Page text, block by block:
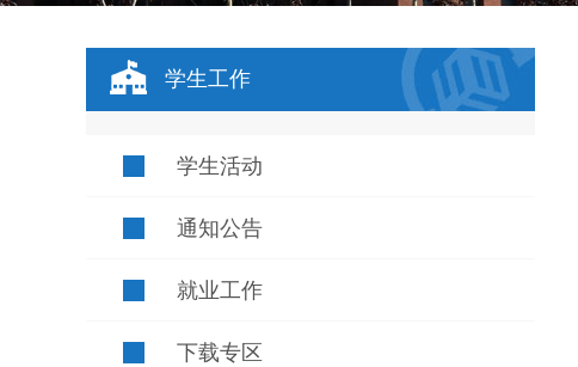
学生工作
学生活动
通知公告
就业工作
下载专区